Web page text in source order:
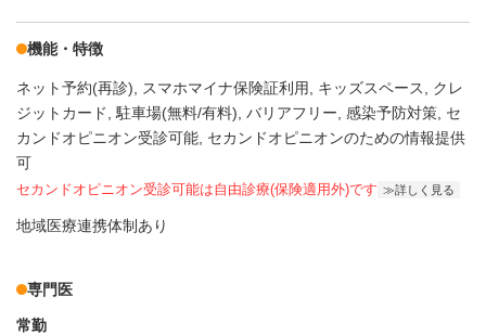
機能・特徴
ネット予約(再診) スマホマイナ保険証利用 キッズスペース
クレ
ジットカード
駐車場(無料/有料) バリアフリー 感染予防対策 セ
カンドオピニオン受診可能 セカンドオピニオンのための情報提供
可
セカンドオピニオン受診可能は自由診療(保険適用外)です 詳しく見る
地域医療連携体制あり
専門医
常勤